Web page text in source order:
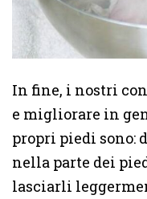
In fine, i nostri
e migliorare in
propri piedi sono:
nella parte dei
lasciarli